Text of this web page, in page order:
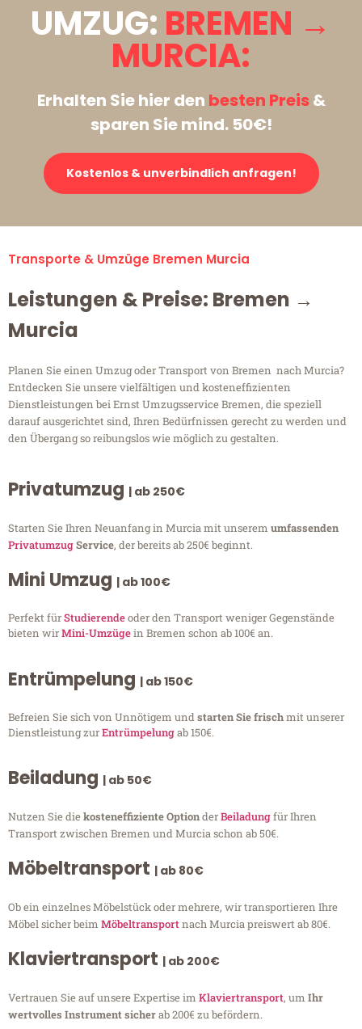
UMZUG: BREMEN →
MURCIA:
Erhalten Sie hier den besten Preis&
sparen Sie mind. 50€!
Kostenlos & unverbindlich anfragen!
Transporte & Umzüge Bremen Murcia
Leistungen & Preise: Bremen →
Murcia
Planen Sie einen Umzug oder Transport von Bremen nach Murcia?
Entdecken Sie unsere vielfältigen und kosteneffizienten
Dienstleistungen bei Ernst Umzugsservice Bremen, die speziell
darauf ausgerichtet sind, Ihren Bedürfnissen gerecht zu werden und
den Übergang so reibungslos wie möglich zu gestalten.
Privatumzug | ab 250€
Starten Sie Ihren Neuanfang in Murcia mit unserem umfassenden
PrivatumzugService, der bereits ab 250€ beginnt.
Mini Umzug | ab 100€
Perfekt fürStudierendeoder den Transport weniger Gegenstände
bieten wirMini-Umzügein Bremen schon ab 100€ an.
Entrümpelung | ab 150€
Befreien Sie sich von Unnötigem undstarten Sie frischmit unserer
Dienstleistung zurEntrümpelungab 150€.
Beiladung | ab 50€
Nutzen Sie diekosteneffiziente OptionderBeiladungfür Ihren
Transport zwischen Bremen und Murcia schon ab 50€.
Möbeltransport | ab 80€
Ob ein einzelnes Möbelstück oder mehrere, wir transportieren Ihre
Möbel sicher beim Möbeltransportnach Murcia preiswert ab 80€.
Klaviertransport | ab 200€
Vertrauen Sie auf unsere Expertise im Klaviertransport, um Ihr
wertvolles Instrument sicherab 200€ zu befördern.